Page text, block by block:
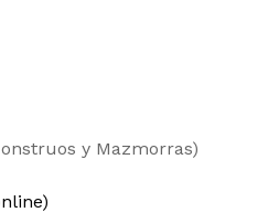
y Mazmorras)